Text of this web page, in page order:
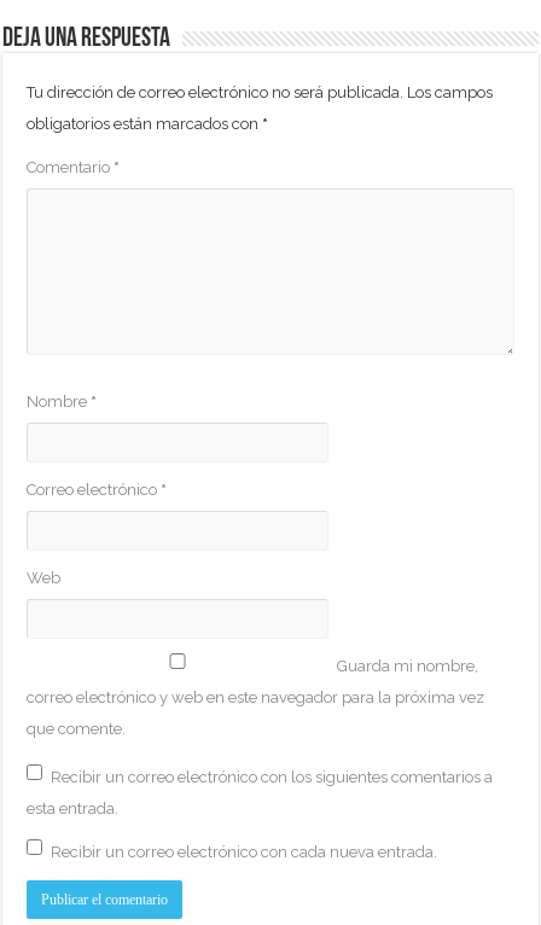
Deja una respuesta
Tu dirección de correo electrónico no será publicada. Los campos
obligatorios están marcados con *
Comentario *
Nombre *
Correo electrónico *
Web
Guarda mi nombre,
correo electrónico y web en este navegador para la próxima vez
que comente.
Recibir un correo electrónico con los siguientes comentarios a
esta entrada.
Recibir un correo electrónico con cada nueva entrada.